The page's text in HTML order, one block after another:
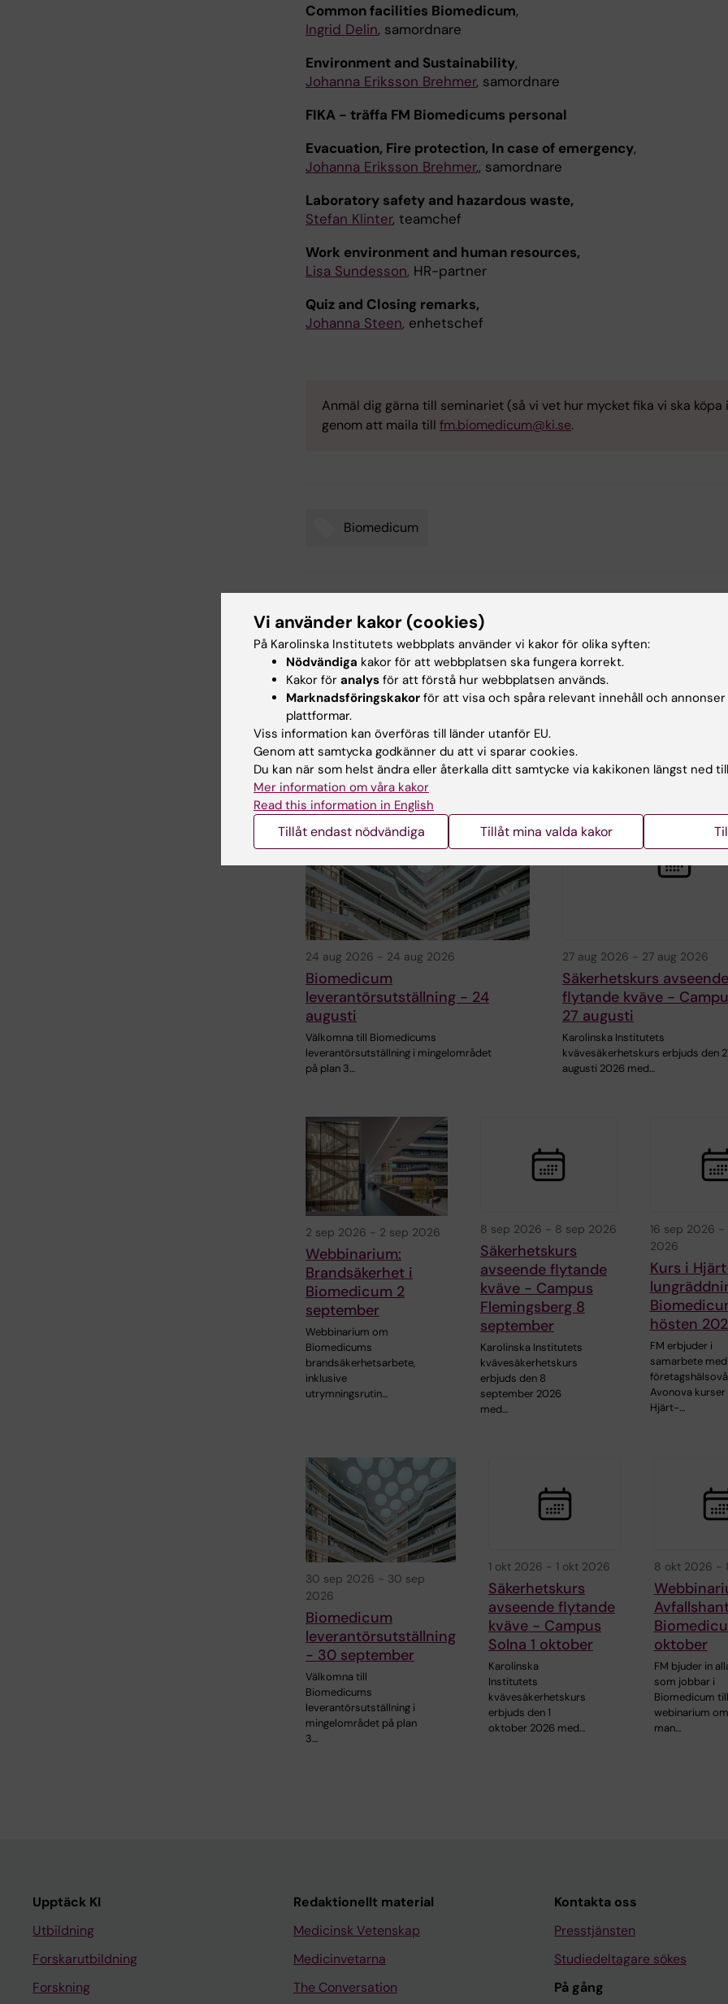
Common facilities Biomedicum,
Ingrid Delin, samordnare
Environment and Sustainability,
Johanna Eriksson Brehmer, samordnare
FIKA - träffa FM Biomedicums personal
Evacuation, Fire protection, In case of emergency,
Johanna Eriksson Brehmer,, samordnare
Laboratory safety and hazardous waste,
Stefan Klinter, teamchef
Work environment and human resources,
Lisa Sundesson, HR-partner
Quiz and Closing remarks,
Johanna Steen, enhetschef
Anmäl dig gärna till seminariet (så vi vet hur mycket fika vi ska köpa
genom att maila till fm.biomedicum@ki.se.
Biomedicum
Sidan uppdaterad:2026-06-18
Dela
Relaterade events
24 aug 2026 - 24 aug 2026
Biomedicum
leverantörsutställning - 24
augusti
Välkomna till Biomedicums
leverantörsutställning i mingelområdet
på plan 3…
27 aug 2026 - 27 aug 2026
Säkerhetskurs avseende
flytande kväve -
27 augusti
Karolinska Institutets
kvävesäkerhetskurs erbjuds den
augusti 2026 med…
2 sep 2026 - 2 sep 2026
Webbinarium:
Brandsäkerhet i
Biomedicum 2
september
Webbinarium om
Biomedicums
brandsäkerhetsarbete,
inklusive
utrymningsrutin…
8 sep 2026 - 8 sep 2026
Säkerhetskurs
avseende flytande
kväve - Campus
Flemingsberg 8
september
Karolinska Institutets
kvävesäkerhetskurs
erbjuds den 8
september 2026
med…
16 sep 2026 -
2026
Kurs i
hösten
FM erbjuder i
samarbete med
Avonova kurser
Hjärt-…
30 sep 2026 - 30 sep
2026
Biomedicum
leverantörsutställning
- 30 september
Välkomna till
Biomedicums
leverantörsutställning i
mingelområdet på plan
3…
1 okt 2026 - 1 okt 2026
Säkerhetskurs
avseende flytande
kväve - Campus
Solna 1 oktober
Karolinska
Institutets
kvävesäkerhetskurs
erbjuds den 1
oktober 2026 med…
8 okt 2026 -
oktober
FM bjuder in
som jobbar i
Biomedicum
webinarium
man…
Upptäck KI
Utbildning
Forskarutbildning
Forskning
Redaktionellt material
Medicinsk Vetenskap
Medicinvetarna
The Conversation
Kontakta oss
Presstjänsten
Studiedeltagare sökes
På gång
Vi använder kakor (cookies)
På Karolinska Institutets webbplats använder vi kakor för olika syften:
Nödvändiga kakor för att webbplatsen ska fungera korrekt.
Kakor för analys för att förstå hur webbplatsen används.
Marknadsföringskakor för att visa och spåra relevant innehåll och
plattformar.
Viss information kan överföras till länder utanför EU.
Genom att samtycka godkänner du att vi sparar cookies.
Du kan när som helst ändra eller återkalla ditt samtycke via kakikonen längst ned
Mer information om våra kakor
Read this information in English
Tillåt endast nödvändiga Tillåt mina valda kakor